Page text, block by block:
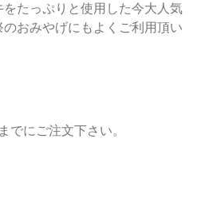
たっぷりと使用した今大人気
おみやげにもよくご利用頂い
でにご注文下さい。